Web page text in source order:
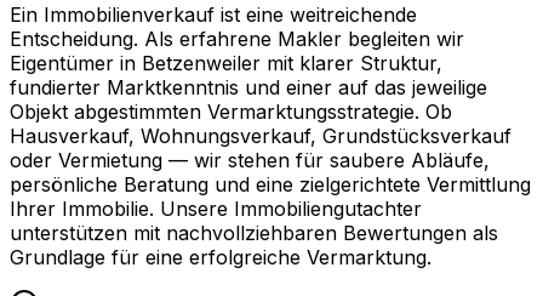
Ein Immobilienverkauf ist eine weitreichende
Entscheidung. Als erfahrene Makler begleiten wir
Eigentümer in Betzenweiler mit klarer Struktur,
fundierter Marktkenntnis und einer auf das jeweilige
Objekt abgestimmten Vermarktungsstrategie. Ob
Hausverkauf, Wohnungsverkauf, Grundstücksverkauf
oder Vermietung — wir stehen für saubere Abläufe,
persönliche Beratung und eine zielgerichtete Vermittlung
Ihrer Immobilie. Unsere Immobiliengutachter
unterstützen mit nachvollziehbaren Bewertungen als
Grundlage für eine erfolgreiche Vermarktung.